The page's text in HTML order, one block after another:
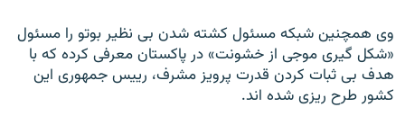
وی همچنين شبکه مسئول کشته شدن بی نظير بوتو را مسئول
«شکل گيری موجی از خشونت» در پاکستان معرفی کرده که با
هدف بی ثبات کردن قدرت پرويز مشرف، رييس جمهوری اين
کشور طرح ريزی شده اند.